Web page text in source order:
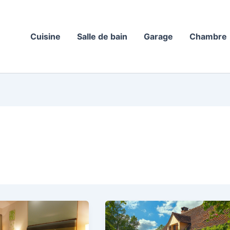
Cuisine Salle de bain Garage Chambre